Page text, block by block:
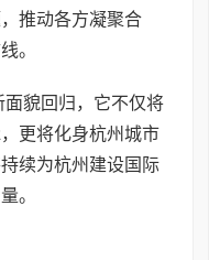
推动各方凝聚合
。
貌回归，它不仅将
更将化身杭州城市
续为杭州建设国际
。